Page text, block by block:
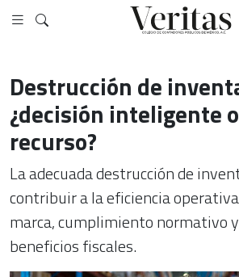
Destrucción de
¿decisión inteligente
recurso?
La adecuada destrucción de
contribuir a la eficiencia
marca, cumplimiento normativo
beneficios fiscales.